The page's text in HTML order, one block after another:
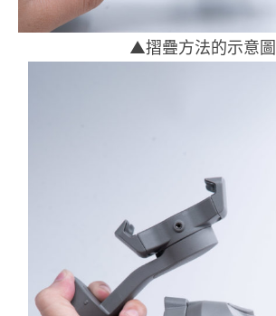
▲摺疊方法的示意圖